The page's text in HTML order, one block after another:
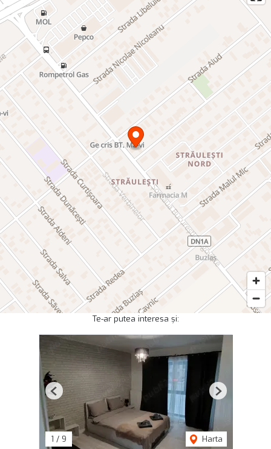
Te-ar putea interesa și:
1 / 9 Harta
Previous Next